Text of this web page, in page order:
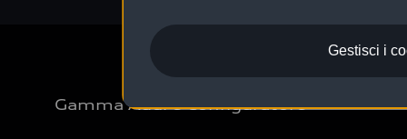
Gamma Audi e Configuratore
Gestisci i